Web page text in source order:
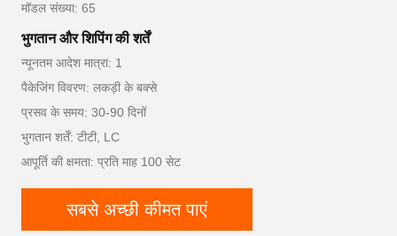
मॉडल संख्या: 65
भुगतान और शिपिंग की शर्तें
न्यूनतम आदेश मात्रा: 1
पैकेजिंग विवरण: लकड़ी के बक्से
प्रसव के समय: 30-90 दिनों
भुगतान शर्तें: टीटी, LC
आपूर्ति की क्षमता: प्रति माह 100 सेट
सबसे अच्छी कीमत पाएं